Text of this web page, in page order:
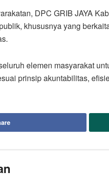
DPC GRIB JAYA
khususnya yang
elemen masyarakat
prinsip akuntabilitas,